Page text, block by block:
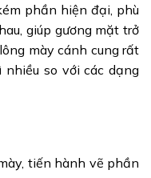
phần hiện đại, phù
giúp gương mặt trở
mày cánh cung rất
so với các dạng
tiến hành vẽ phần